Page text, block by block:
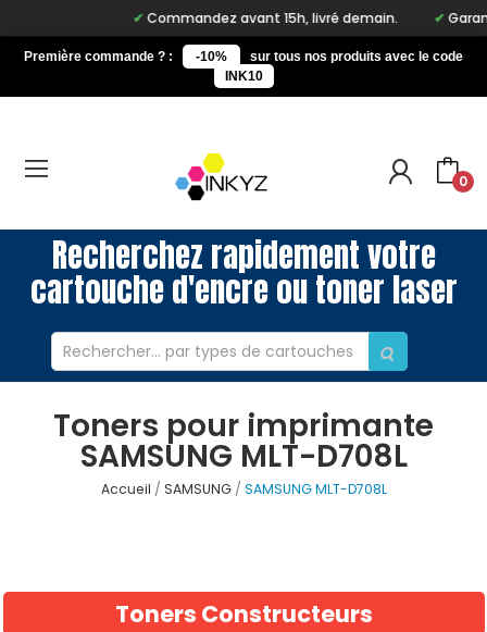
Commandez avant 15h, livré demain.
Première commande ? : -10%
sur tous nos produits avec le code
INK10
0
Recherchez rapidement votre
cartouche d'encre ou toner laser
Toners pour imprimante
SAMSUNG MLT-D708L
Accueil SAMSUNG SAMSUNG MLT-D708L
Toners Constructeurs